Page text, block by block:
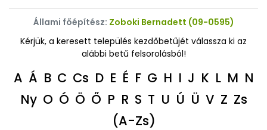
Állami főépítész: Zoboki Bernadett (09-0595)
Kérjük, a keresett település kezdőbetűjét válassza ki az
alábbi betű felsorolásból!
A Á B C Cs D E É F G H I J K L M N
Ny O Ó Ö Ő P R S T U Ú Ü V Z Zs
(A-Zs)